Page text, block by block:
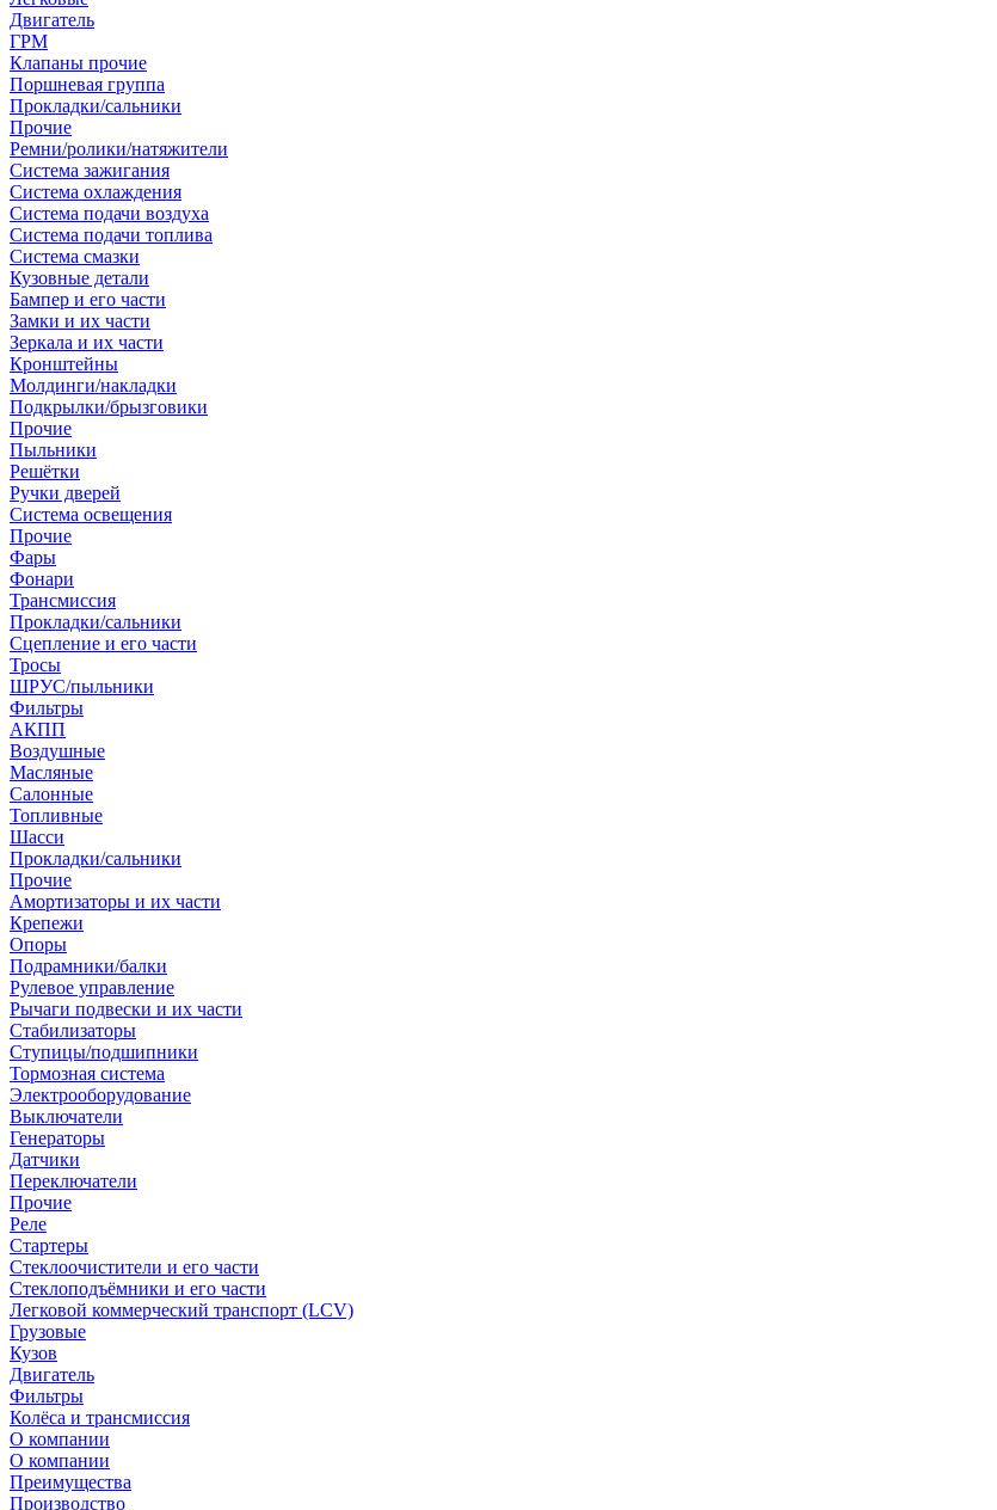
Двигатель
ГРМ
Клапаны прочие
Поршневая группа
Прокладки/сальники
Прочие
Ремни/ролики/натяжители
Система зажигания
Система охлаждения
Система подачи воздуха
Система подачи топлива
Система смазки
Кузовные детали
Бампер и его части
Замки и их части
Зеркала и их части
Кронштейны
Молдинги/накладки
Подкрылки/брызговики
Прочие
Пыльники
Решётки
Ручки дверей
Система освещения
Прочие
Фары
Фонари
Трансмиссия
Прокладки/сальники
Сцепление и его части
Тросы
ШРУС/пыльники
Фильтры
АКПП
Воздушные
Масляные
Салонные
Топливные
Шасси
Прокладки/сальники
Прочие
Амортизаторы и их части
Крепежи
Опоры
Подрамники/балки
Рулевое управление
Рычаги подвески и их части
Стабилизаторы
Ступицы/подшипники
Тормозная система
Электрооборудование
Выключатели
Генераторы
Датчики
Переключатели
Прочие
Реле
Стартеры
Стеклоочистители и его части
Стеклоподъёмники и его части
Легковой коммерческий транспорт (LCV)
Грузовые
Кузов
Двигатель
Фильтры
Колёса и трансмиссия
О компании
О компании
Преимущества
Производство